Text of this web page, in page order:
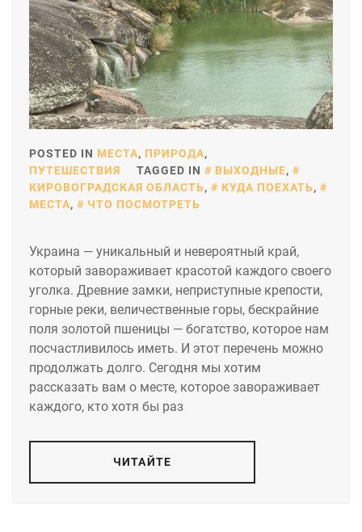
POSTED IN МЕСТА, ПРИРОДА,
ПУТЕШЕСТВИЯ
TAGGED IN ВЫХОДНЫЕ,
КИРОВОГРАДСКАЯ ОБЛАСТЬ, КУДА ПОЕХАТЬ,
МЕСТА, ЧТО ПОСМОТРЕТЬ
Украина — уникальный и невероятный край,
который завораживает красотой каждого своего
уголка. Древние замки, неприступные крепости,
горные реки, величественные горы, бескрайние
поля золотой пшеницы — богатство, которое нам
посчастливилось иметь. И этот перечень можно
продолжать долго. Сегодня мы хотим
рассказать вам о месте, которое завораживает
каждого, кто хотя бы раз
ЧИТАЙТЕ